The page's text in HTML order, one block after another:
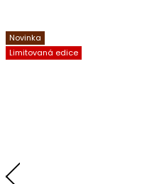
Novinka
Limitovaná edice